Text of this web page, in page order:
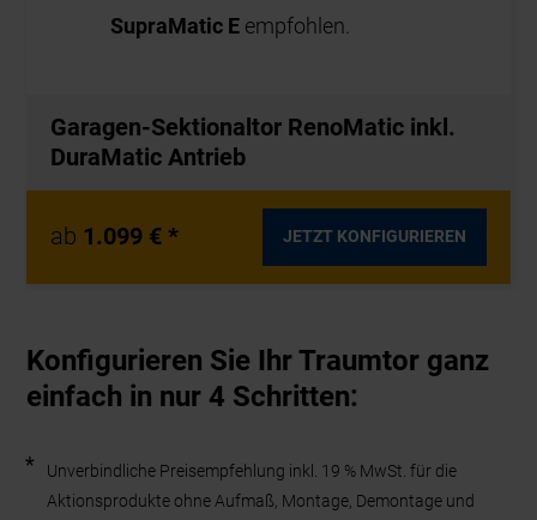
SupraMatic E empfohlen.
Garagen-Sektionaltor RenoMatic inkl.
DuraMatic Antrieb
ab 1.099 € * JETZT KONFIGURIEREN
Konfigurieren Sie Ihr Traumtor ganz
einfach in nur 4 Schritten:
*
Unverbindliche Preisempfehlung inkl. 19 % MwSt. für die
Aktionsprodukte ohne Aufmaß, Montage, Demontage und